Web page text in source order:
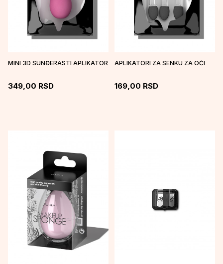
MINI 3D SUNĐERASTI APLIKATOR
349,00 RSD
APLIKATORI ZA SENKU ZA OČI
169,00 RSD